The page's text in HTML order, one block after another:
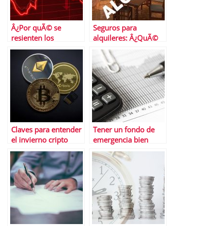
Â¿Por quÃ© se
resienten los
mercados asiÃ¡ticos
de la guerra en
Ucrania?
Seguros para
alquileres: Â¿QuÃ©
son y cÃ³mo
funcionan?
Claves para entender
el invierno cripto
Â¿cuÃ¡nto durarÃ¡?
Tener un fondo de
emergencia bien
abastecido y salir de
las deudas